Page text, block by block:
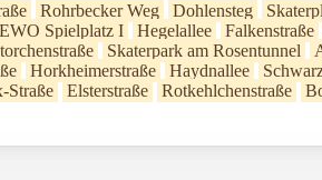
Rohrbecker Weg Dohlensteg
Spielplatz I
Hegelallee Falkenstraße
Skaterpark am Rosentunnel
Horkheimerstraße Haydnallee
Straße
Elsterstraße Rotkehlchenstraße